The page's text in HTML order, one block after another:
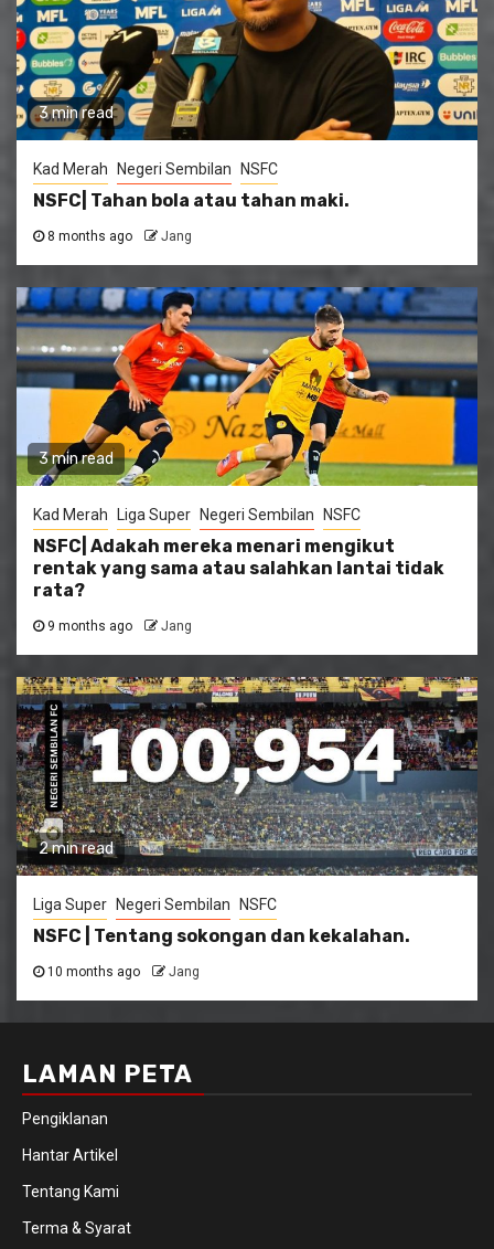
3 min read
Kad Merah Negeri Sembilan NSFC
NSFC| Tahan bola atau tahan maki.
8 months ago Jang
3 min read
Kad Merah Liga Super Negeri Sembilan NSFC
NSFC| Adakah mereka menari mengikut
rentak yang sama atau salahkan lantai tidak
rata?
9 months ago Jang
2 min read
Liga Super Negeri Sembilan NSFC
NSFC | Tentang sokongan dan kekalahan.
10 months ago Jang
LAMAN PETA
Pengiklanan
Hantar Artikel
Tentang Kami
Terma & Syarat